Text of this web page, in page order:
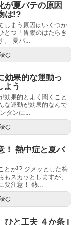
が夏バテの原因
は!?
しまう原因はいくつか
とつ「胃腸のはたらき
。 夏バ...
む
効果的な運動っ
よう
効果的とよく聞くこと
な運動が効果的なんで
タンに...
む
！ 熱中症と夏バ
とが!? ジメッとした梅
スカッとしますが、
要注意！ 熱...
む
ひと工夫 ４か条 |